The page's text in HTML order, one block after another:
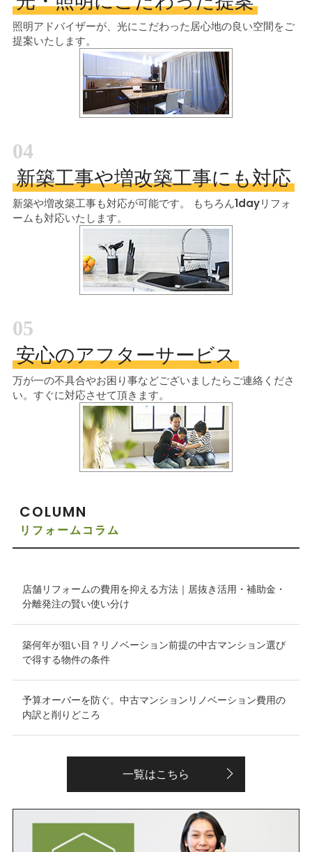
照明アドバイザーが、光にこだわった居心地の良い空間をご
提案いたします。
04
新築工事や増改築工事にも対応
新築や増改築工事も対応が可能です。
もちろん1dayリフォ
ームも対応いたします。
05
安心のアフターサービス
万が一の不具合やお困り事などございましたらご連絡くださ
い。すぐに対応させて頂きます。
COLUMN
リフォームコラム
店舗リフォームの費用を抑える方法｜居抜き活用・補助金・
分離発注の賢い使い分け
築何年が狙い目？リノベーション前提の中古マンション選び
で得する物件の条件
予算オーバーを防ぐ。中古マンションリノベーション費用の
内訳と削りどころ
一覧はこちら